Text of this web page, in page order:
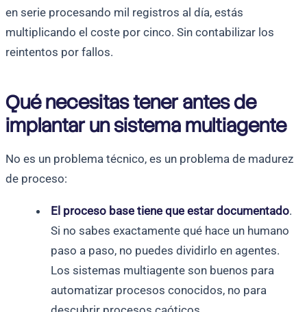
en serie procesando mil registros al día, estás
multiplicando el coste por cinco. Sin contabilizar los
reintentos por fallos.
Qué necesitas tener antes de
implantar un sistema multiagente
No es un problema técnico, es un problema de madurez
de proceso:
El proceso base tiene que estar documentado.
Si no sabes exactamente qué hace un humano
paso a paso, no puedes dividirlo en agentes.
Los sistemas multiagente son buenos para
automatizar procesos conocidos, no para